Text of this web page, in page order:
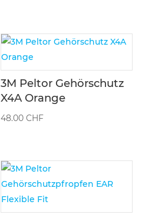
3M Peltor Gehörschutz
X4A Orange
48.00 CHF